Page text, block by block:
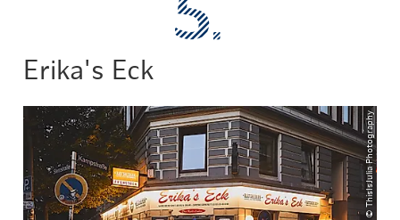
Erika's Eck
© ThisIsJulia Photography